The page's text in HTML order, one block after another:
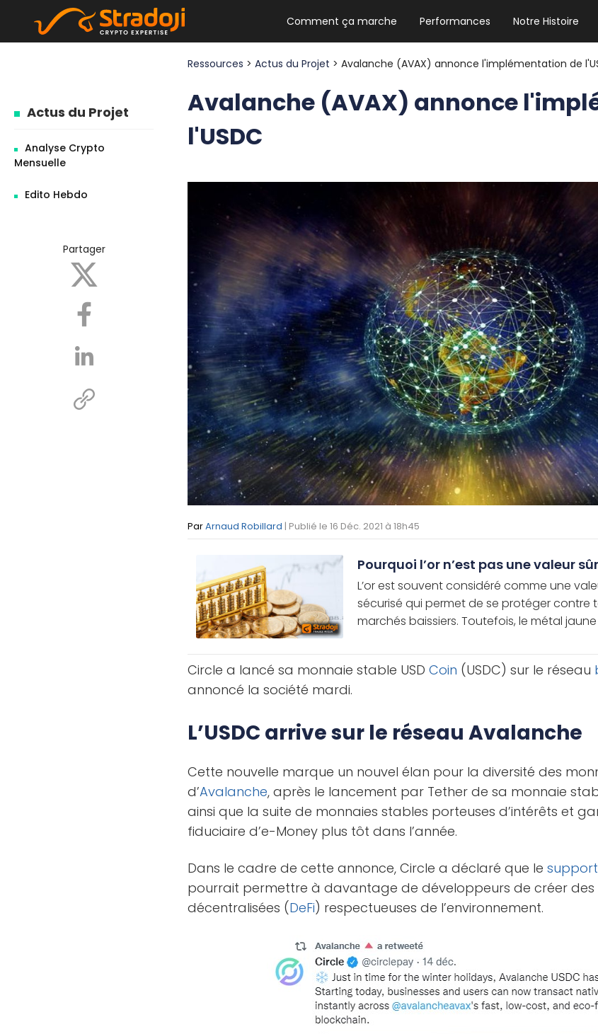
Comment ça marche Performances Notre Histoire
NEWSLETTER HEBDO
Les news crypto dont vous avez
Actus du Projet
Analyse Crypto
Mensuelle
Edito Hebdo
Partager
Ressources >Actus du Projet > Avalanche (AVAX) annonce l'implémentation de
Avalanche (AVAX) annonce
l'USDC
ParArnaud Robillard | Publié le 16 Déc. 2021 à 18h45
Pourquoi l’or n’est pas une valeur
L’or est souvent considéré comme une
sécurisé qui permet de se protéger contre
marchés baissiers. Toutefois, le métal
Circle a lancé sa monnaie stable USDCoin (USDC) sur le réseau
annoncé la société mardi.
L’USDC arrive sur le réseau Avalanche
Cette nouvelle marque un nouvel élan pour la diversité des
d’Avalanche, après le lancement par Tether de sa monnaie
ainsi que la suite de monnaies stables porteuses d’intérêts et
fiduciaire d’e-Money plus tôt dans l’année.
Dans le cadre de cette annonce, Circle a déclaré que lesupport
pourrait permettre à davantage de développeurs de créer des
décentralisées (DeFi) respectueuses de l’environnement.